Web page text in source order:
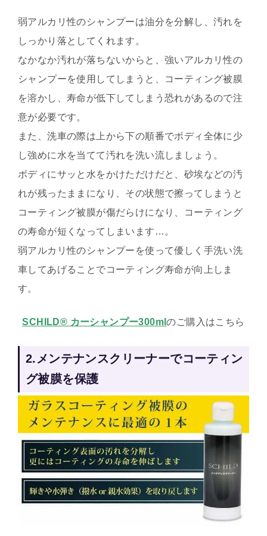
弱アルカリ性のシャンプーは油分を分解し、汚れを
しっかり落としてくれます。
なかなか汚れが落ちないからと、強いアルカリ性の
シャンプーを使用してしまうと、コーティング被膜
を溶かし、寿命が低下してしまう恐れがあるので注
意が必要です。
また、洗車の際は上から下の順番でボディ全体に少
し強めに水を当てて汚れを洗い流しましょう。
ボディにサッと水をかけただけだと、砂埃などの汚
れが残ったままになり、その状態で擦ってしまうと
コーティング被膜が傷だらけになり、コーティング
の寿命が短くなってしまいます…。
弱アルカリ性のシャンプーを使って優しく手洗い洗
車してあげることでコーティング寿命が向上しま
す。
SCHILD® カーシャンプー300mlのご購入はこちら
2.メンテナンスクリーナーでコーティン
グ被膜を保護